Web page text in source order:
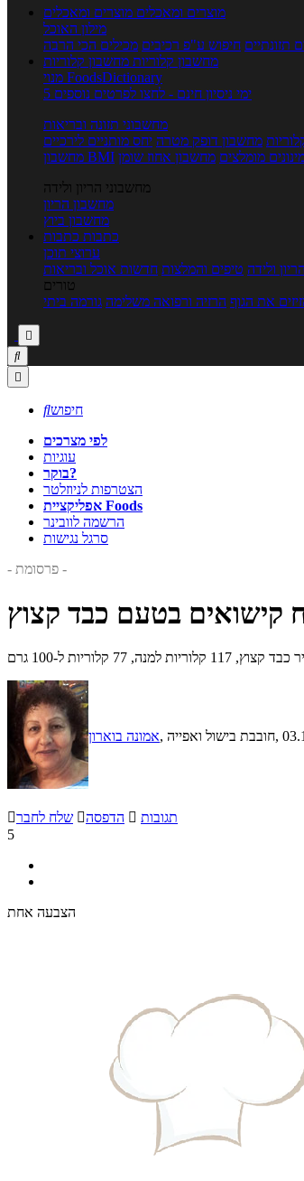
מוצרים ומאכלים מוצרים ומאכלים
מילון האוכל
תזונתיים חיפוש ע"פ רכיבים מכילים הכי הרבה
מחשבון קלוריות מחשבון קלוריות
מנוי FoodsDictionary
5 ימי ניסיון חינם - לחצו לפרטים נוספים
מחשבוני תזונה ובריאות
מחשבון דופק מטרה יחס מותניים לירכיים
מחשבון BMI
מומלצים מחשבון אחוז שומן
מחשבוני הריון ולידה
מחשבון הריון
מחשבון ביוץ
כתבות כתבות
ערוצי תוכן
ולידה טיפים והמלצות חדשות אוכל ובריאות
טורים
את הגוף הרזיה ורפואה משלימה גורמה ביתי



חיפוש
לפי מצרכים
עוגיות
בוקר?
הצטרפות לניוזלטר
אפליקציית Foods
הרשמה לוובינר
סרגל נגישות
- פרסומת -
קישואים בטעם כבד קצוץ
ל-100 גרם
אמונה בוארון , חובבת בישול ואפייה,
שלח לחבר הדפסה  תגובות
5
הצבעה אחת